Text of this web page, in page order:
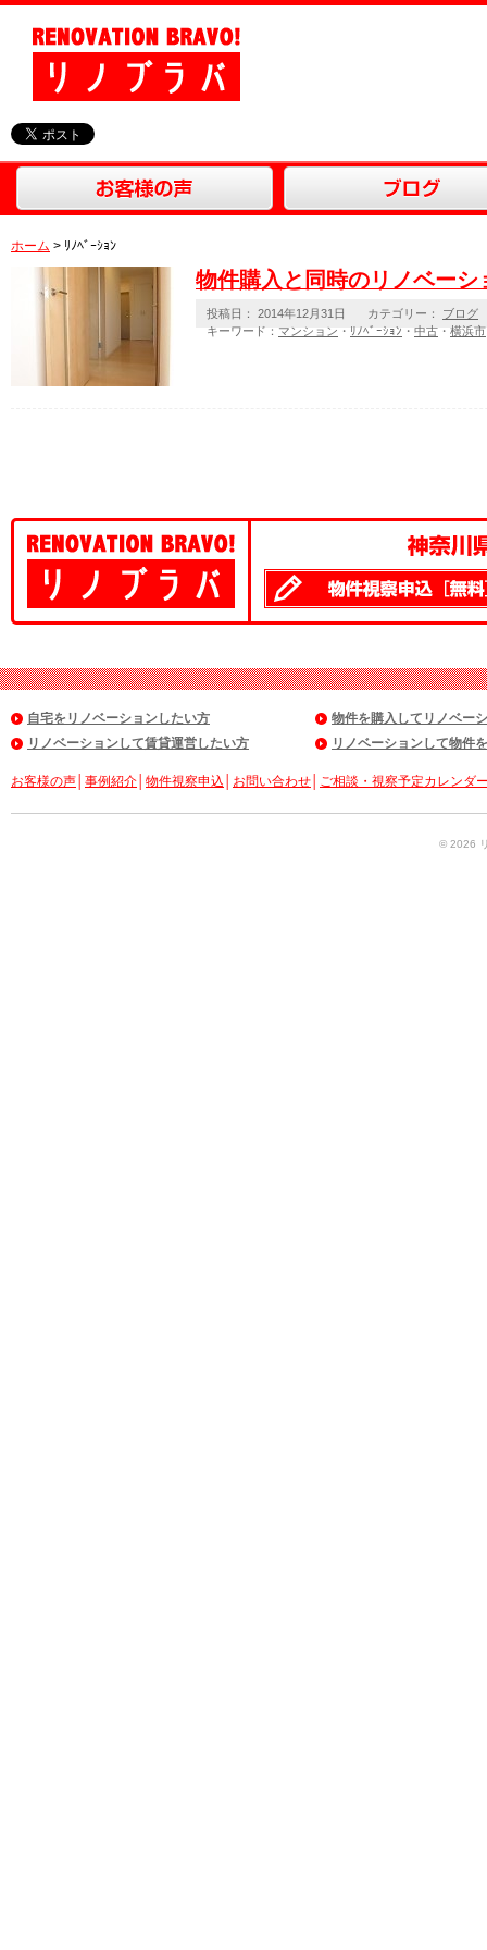
ホーム > ﾘﾉﾍﾞｰｼｮﾝ
物件購入と同時のリノベーシ
投稿日： 2014年12月31日 カテゴリー： ブログ
キーワード： マンション ・ ﾘﾉﾍﾞｰｼｮﾝ ・ 中古 ・ 横浜市
自宅をリノベーションしたい方
物件を購入してリノベー
リノベーションして賃貸運営したい方
リノベーションして物件
お客様の声 事例紹介 物件視察申込 お問い合わせ ご相談・視察予定カレンダ
© 2026